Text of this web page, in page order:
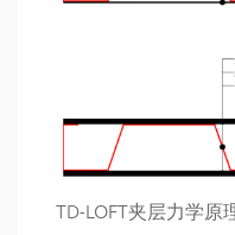
TD-LOFT夹层力学